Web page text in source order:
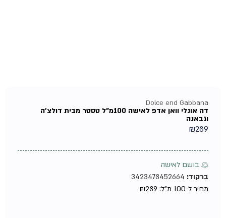
Dolce end Gabbana
דה אונלי וואן אדפ לאישה 100מ"ל טסטר מבית דולצ'ה
וגבאנה
₪289
♀ בושם לאישה
ברקוד:3423478452664
מחיר ל-100 מ"ל:
₪289